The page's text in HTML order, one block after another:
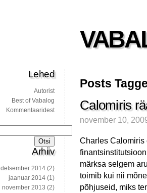
Posts
Calomiris
november 10,
Charles Calomiris
märksa selgem
toimib kui nii
põhjuseid, miks
Lehed
Autorist
Best of Vabalog
Kommentaaridest
Arhiiv
detsember 2014 (2)
jaanuar 2014 (1)
november 2013 (2)